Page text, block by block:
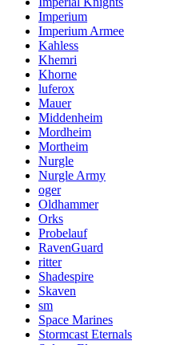
Imperium
Imperium Armee
Kahless
Khemri
Khorne
luferox
Mauer
Middenheim
Mordheim
Mortheim
Nurgle
Nurgle Army
oger
Oldhammer
Orks
Probelauf
RavenGuard
ritter
Shadespire
Skaven
sm
Space Marines
Stormcast Eternals